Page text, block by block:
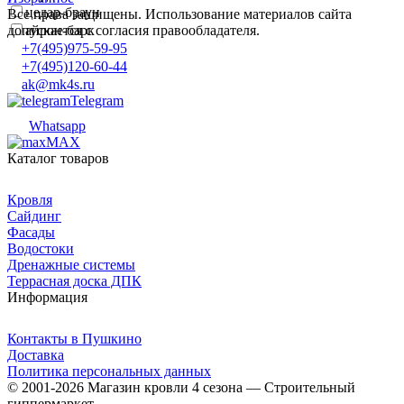
цедар-браун
айрон-барк
Все права защищены. Использование материалов сайта
допускается с согласия правообладателя.
+7(495)975-59-95
+7(495)120-60-44
ak@mk4s.ru
Telegram
Whatsapp
MAX
Каталог товаров
Кровля
Сайдинг
Фасады
Водостоки
Дренажные системы
Террасная доска ДПК
Информация
Контакты в Пушкино
Доставка
Политика персональных данных
© 2001-2026 Магазин кровли 4 сезона — Строительный